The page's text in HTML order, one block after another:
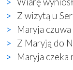
naocznie
się ogromna
wierzących. Do
widzieliśmy w
gdzie w miejscu
księgarnia.
Z wizytą u
Maryja czuwa
Z Maryją do
Maryja czeka